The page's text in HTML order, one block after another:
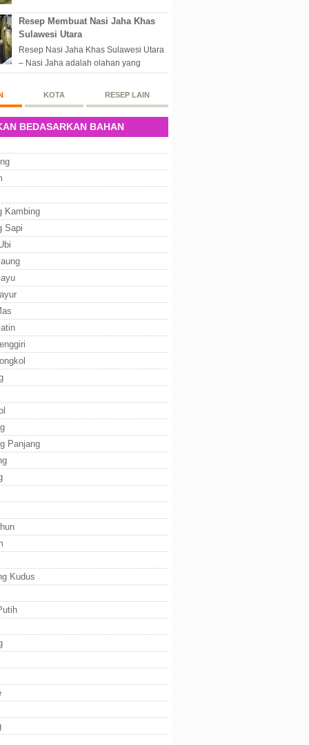
ketempatnya. Sekarang dengan
banyaknya...
Resep Membuat Nasi Jaha Khas
Sulawesi Utara
Resep Nasi Jaha Khas Sulawesi Utara
– Nasi Jaha adalah olahan yang
merupakan perpaduan antara beras
KOTA RESEP LAIN
BEDASARKAN BAHAN
Kambing
Sapi
Panjang
Kudus